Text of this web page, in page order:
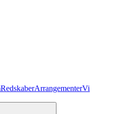
RedskaberArrangementerVi